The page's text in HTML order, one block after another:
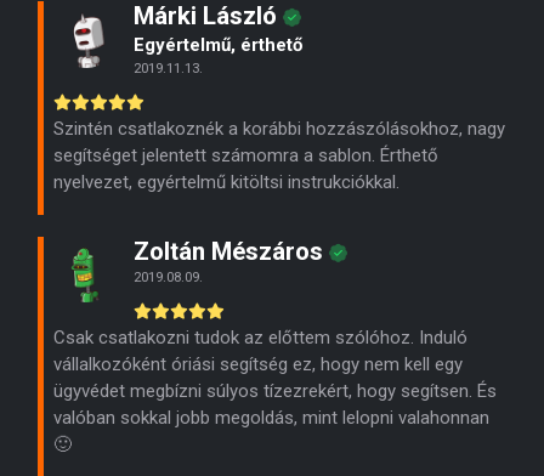
Márki László
Egyértelmű, érthető
2019.11.13.
Szintén csatlakoznék a korábbi hozzászólásokhoz, nagy
segítséget jelentett számomra a sablon. Érthető
nyelvezet, egyértelmű kitöltsi instrukciókkal.
Zoltán Mészáros
2019.08.09.
Csak csatlakozni tudok az előttem szólóhoz. Induló
vállalkozóként óriási segítség ez, hogy nem kell egy
ügyvédet megbízni súlyos tízezrekért, hogy segítsen. És
valóban sokkal jobb megoldás, mint lelopni valahonnan
🙂